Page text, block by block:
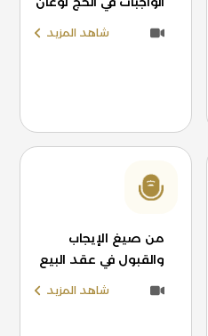
شاهد المزيد
من صيغ الإيجاب
والقبول في عقد البيع
شاهد المزيد